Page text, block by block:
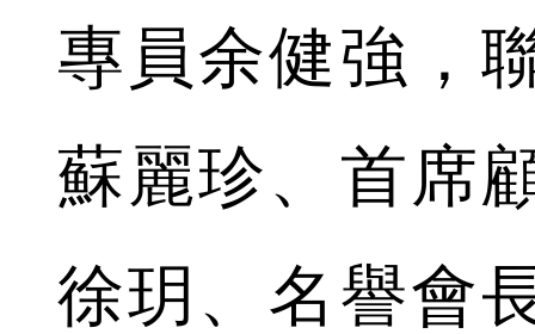
專員余健強，
蘇麗珍、首席
徐玥、名譽會